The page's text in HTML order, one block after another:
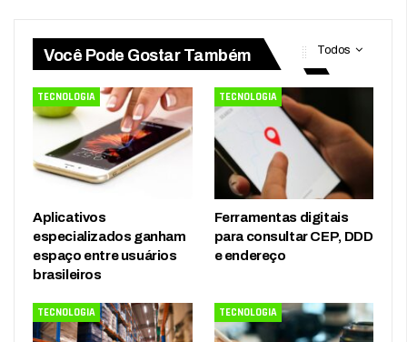
Todos
Você Pode Gostar Também
TECNOLOGIA
Aplicativos
especializados ganham
espaço entre usuários
brasileiros
TECNOLOGIA
Ferramentas digitais
para consultar CEP, DDD
e endereço
TECNOLOGIA TECNOLOGIA